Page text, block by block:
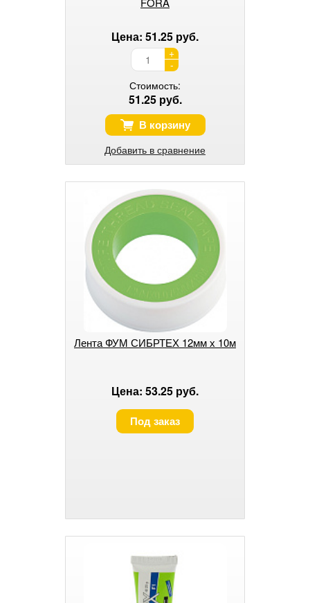
Цена: 51.25 руб.
+
-
Стоимость:
51.25 руб.
В корзину
Добавить в сравнение
Лента ФУМ СИБРТЕХ 12мм х 10м
Цена: 53.25 руб.
Под заказ